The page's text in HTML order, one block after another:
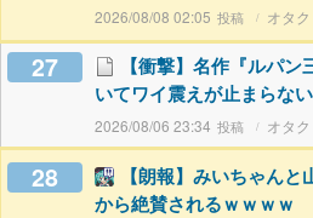
2026/08/08 02:05 オタク
27
【衝撃】名作『ルパ
いてワイ震えが止まら
2026/08/06 23:34 オタク
28
【朗報】みいちゃん
から絶賛されるｗｗｗｗ